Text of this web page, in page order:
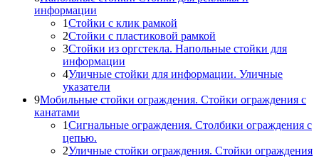
информации
1Стойки с клик рамкой
2Стойки с пластиковой рамкой
3Стойки из оргстекла. Напольные стойки для
информации
4Уличные стойки для информации. Уличные
указатели
9Мобильные стойки ограждения. Стойки ограждения с
канатами
1Сигнальные ограждения. Столбики ограждения с
цепью.
2Уличные стойки ограждения. Стойки ограждения